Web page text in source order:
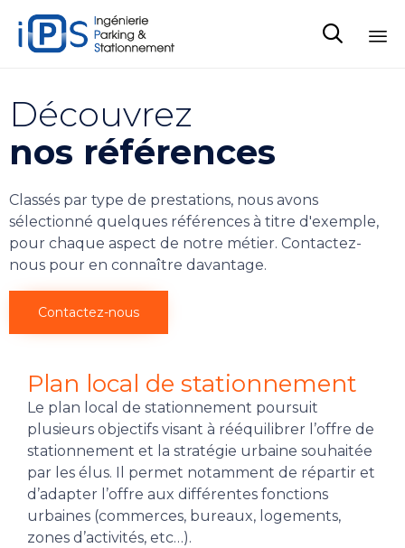

Découvrez
nos références
Classés par type de prestations, nous avons
sélectionné quelques références à titre d'exemple,
pour chaque aspect de notre métier. Contactez-
nous pour en connaître davantage.
Contactez-nous
Plan local de stationnement
Le plan local de stationnement poursuit
plusieurs objectifs visant à rééquilibrer l’offre de
stationnement et la stratégie urbaine souhaitée
par les élus. Il permet notamment de répartir et
d’adapter l’offre aux différentes fonctions
urbaines (commerces, bureaux, logements,
zones d’activités, etc…).